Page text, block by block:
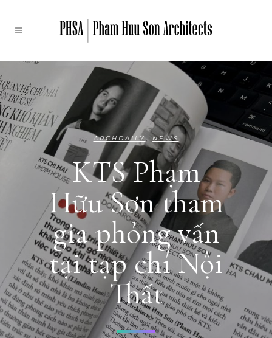
ARCHDAILY , NEWS
KTS Phạm
Hữu Sơn tham
gia phỏng vấn
tại tạp chí Nội
Thất